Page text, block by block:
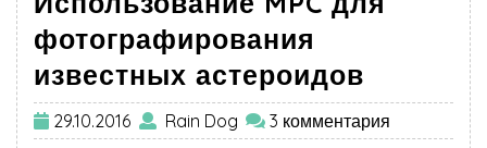
фотографирования
известных астероидов
29.10.2016 Rain Dog 3 комментария